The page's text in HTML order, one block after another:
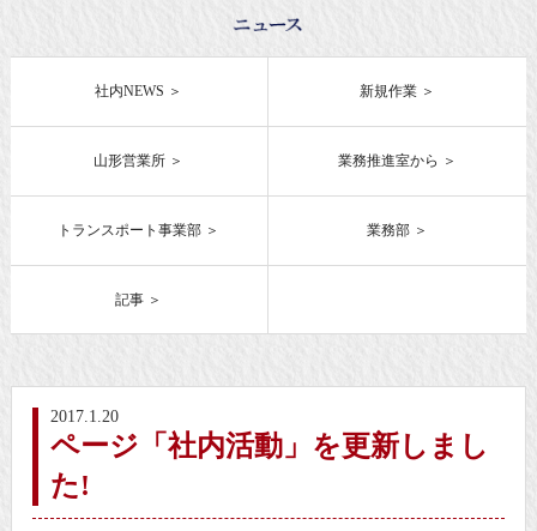
2017.1.20
ページ「社内活動」を更新しまし
た!
社内NEWS 新規作業
山形営業所 業務推進室から
トランスポート事業部 業務部
記事